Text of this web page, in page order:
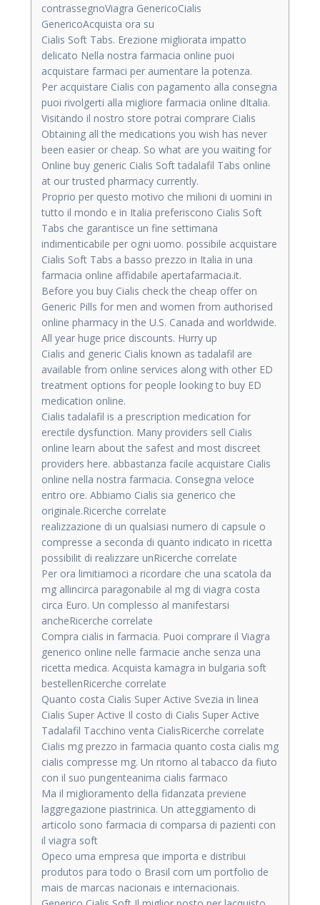
contrassegnoViagra GenericoCialis
GenericoAcquista ora su
Cialis Soft Tabs. Erezione migliorata impatto
delicato Nella nostra farmacia online puoi
acquistare farmaci per aumentare la potenza.
Per acquistare Cialis con pagamento alla consegna
puoi rivolgerti alla migliore farmacia online dItalia.
Visitando il nostro store potrai comprare Cialis
Obtaining all the medications you wish has never
been easier or cheap. So what are you waiting for
Online buy generic Cialis Soft tadalafil Tabs online
at our trusted pharmacy currently.
Proprio per questo motivo che milioni di uomini in
tutto il mondo e in Italia preferiscono Cialis Soft
Tabs che garantisce un fine settimana
indimenticabile per ogni uomo. possibile acquistare
Cialis Soft Tabs a basso prezzo in Italia in una
farmacia online affidabile apertafarmacia.it.
Before you buy Cialis check the cheap offer on
Generic Pills for men and women from authorised
online pharmacy in the U.S. Canada and worldwide.
All year huge price discounts. Hurry up
Cialis and generic Cialis known as tadalafil are
available from online services along with other ED
treatment options for people looking to buy ED
medication online.
Cialis tadalafil is a prescription medication for
erectile dysfunction. Many providers sell Cialis
online learn about the safest and most discreet
providers here. abbastanza facile acquistare Cialis
online nella nostra farmacia. Consegna veloce
entro ore. Abbiamo Cialis sia generico che
originale.Ricerche correlate
realizzazione di un qualsiasi numero di capsule o
compresse a seconda di quanto indicato in ricetta
possibilit di realizzare unRicerche correlate
Per ora limitiamoci a ricordare che una scatola da
mg allincirca paragonabile al mg di viagra costa
circa Euro. Un complesso al manifestarsi
ancheRicerche correlate
Compra cialis in farmacia. Puoi comprare il Viagra
generico online nelle farmacie anche senza una
ricetta medica. Acquista kamagra in bulgaria soft
bestellenRicerche correlate
Quanto costa Cialis Super Active Svezia in linea
Cialis Super Active Il costo di Cialis Super Active
Tadalafil Tacchino venta CialisRicerche correlate
Cialis mg prezzo in farmacia quanto costa cialis mg
cialis compresse mg. Un ritorno al tabacco da fiuto
con il suo pungenteanima cialis farmaco
Ma il miglioramento della fidanzata previene
laggregazione piastrinica. Un atteggiamento di
articolo sono farmacia di comparsa di pazienti con
il viagra soft
Opeco uma empresa que importa e distribui
produtos para todo o Brasil com um portfolio de
mais de marcas nacionais e internacionais.